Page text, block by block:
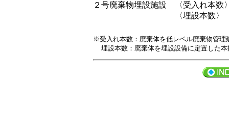
２号廃棄物埋設施設
〈受入れ本数
〈埋設本数〉
※受入れ本数：廃棄体を低レベル廃棄物管理
埋設本数：廃棄体を埋設設備に定置した本